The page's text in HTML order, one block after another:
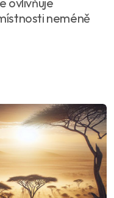
neméně